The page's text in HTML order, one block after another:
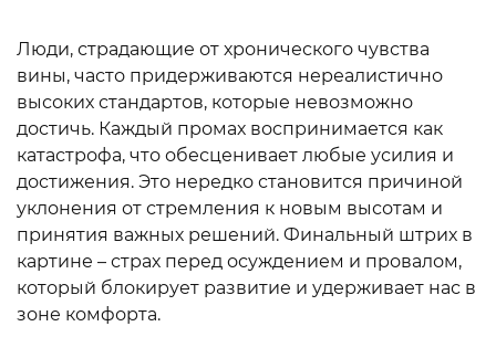
Люди, страдающие от хронического чувства
вины, часто придерживаются нереалистично
высоких стандартов, которые невозможно
достичь. Каждый промах воспринимается как
катастрофа, что обесценивает любые усилия и
достижения. Это нередко становится причиной
уклонения от стремления к новым высотам и
принятия важных решений. Финальный штрих в
картине – страх перед осуждением и провалом,
который блокирует развитие и удерживает нас в
зоне комфорта.